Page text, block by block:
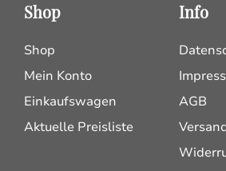
Shop
Shop
Mein Konto
Einkaufswagen
Aktuelle Preisliste
Info
AGB